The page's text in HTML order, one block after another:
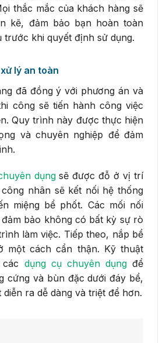
thắc mắc của khách hàng sẽ
kẽ, đảm bảo bạn hoàn toàn
trước khi quyết định sử dụng.
lý an toàn
đã đồng ý với phương án và
công sẽ tiến hành công việc
Quy trình này được thực hiện
và chuyên nghiệp để đảm
dụngsẽ được đỗ ở vị trí
nhân sẽ kết nối hệ thống
miệng bể phốt. Các mối nối
bảo không có bất kỳ sự rò
làm việc. Tiếp theo, nắp bể
một cách cẩn thận. Kỹ thuật
dụng cụ chuyên dụngđể
cứng và bùn đặc dưới đáy bể,
ra dễ dàng và triệt để hơn.